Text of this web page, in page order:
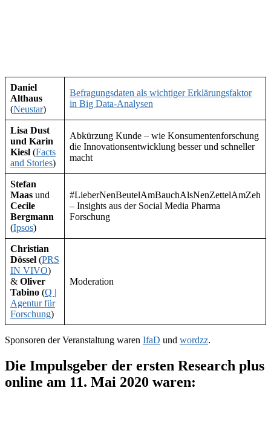
Daniel
Althaus
(Neustar)
Befragungsdaten als wichtiger Erklärungsfaktor
in Big Data-Analysen
Lisa Dust
und Karin
Kiesl (Facts
and Stories)
Abkürzung Kunde – wie Konsumentenforschung
die Innovationsentwicklung besser und schneller
macht
Stefan
Maas und
Cecile
Bergmann
(Ipsos)
#LieberNenBeutelAmBauchAlsNenZettelAmZeh
– Insights aus der Social Media Pharma
Forschung
Christian
Dössel (PRS
IN VIVO)
& Oliver
Tabino (Q |
Agentur für
Forschung)
Moderation
Sponsoren der Veranstaltung waren IfaD und wordzz.
Die Impulsgeber der ersten Research plus
online am 11. Mai 2020 waren: